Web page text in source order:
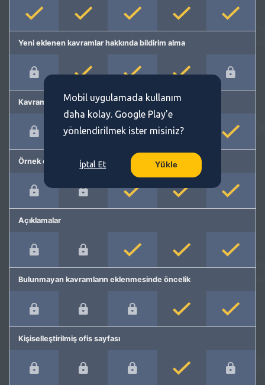
Yeni eklenen kavramlar hakkında bildirim alma
Kavram önerme
Örnek cümleler
Açıklamalar
Bulunmayan kavramların eklenmesinde öncelik
Kişiselleştirilmiş ofis sayfası
Mobil uygulamada kullanım
daha kolay. Google Play'e
yönlendirilmek ister misiniz?
İptal Et Yükle